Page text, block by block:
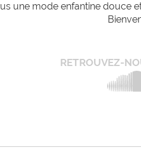
une mode enfantine douce
RETROUVEZ-